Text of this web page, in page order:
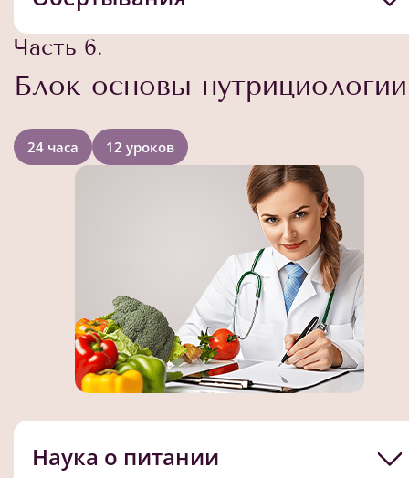
Часть 6.
Блок основы нутрициологии
24 часа 12 уроков
Наука о питании